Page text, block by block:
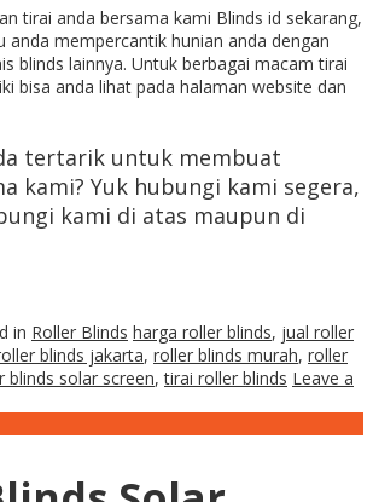
tirai anda bersama kami Blinds id sekarang,
anda mempercantik hunian anda dengan
blinds lainnya. Untuk berbagai macam tirai
bisa anda lihat pada halaman website dan
tertarik untuk membuat
kami? Yuk hubungi kami segera,
kami di atas maupun di
in Roller Blinds harga roller blinds, jual roller
blinds jakarta, roller blinds murah, roller
blinds solar screen,tirai roller blinds Leave a